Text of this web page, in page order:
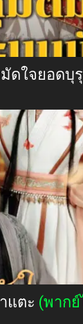
ดใจยอดบุ
แตะ (พาก